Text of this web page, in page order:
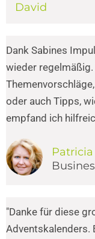
David
Dank Sabines
wieder
oder auch Tipps,
empfand ich
"Danke für diese
Adventskalenders.